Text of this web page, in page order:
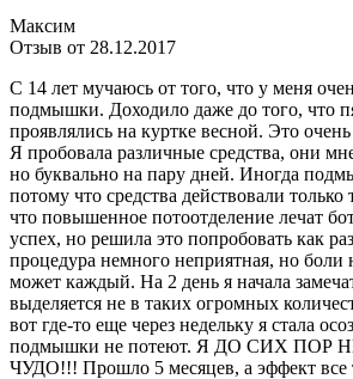
Максим
Отзыв от 28.12.2017
С 14 лет мучаюсь от того, что у меня
подмышки. Доходило даже до того, что
проявлялись на куртке весной. Это
Я пробовала различные средства, они
но буквально на пару дней. Иногда
потому что средства действовали только
что повышенное потоотделение лечат
успех, но решила это попробовать как
процедура немного неприятная, но боли
может каждый. На 2 день я начала
выделяется не в таких огромных
вот где-то еще через недельку я стала
подмышки не потеют. Я ДО СИХ ПОР
ЧУДО!!! Прошло 5 месяцев, а эффект все